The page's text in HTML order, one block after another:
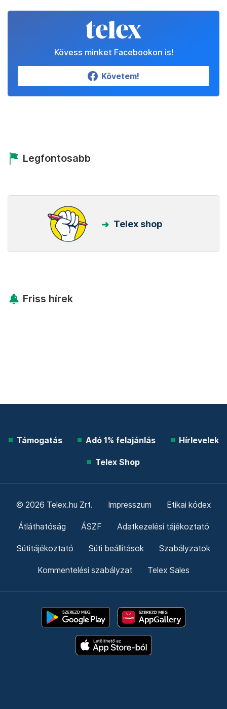
Kövess minket Facebookon is!
Követem!
Legfontosabb
Telex shop
Friss hírek
Támogatás Adó 1% felajánlás Hírlevelek
Telex Shop
© 2026 Telex.hu Zrt. Impresszum Etikai kódex
Átláthatóság ÁSZF Adatkezelési tájékoztató
Sütitájékoztató Süti beállítások Szabályzatok
Kommentelési szabályzat Telex Sales